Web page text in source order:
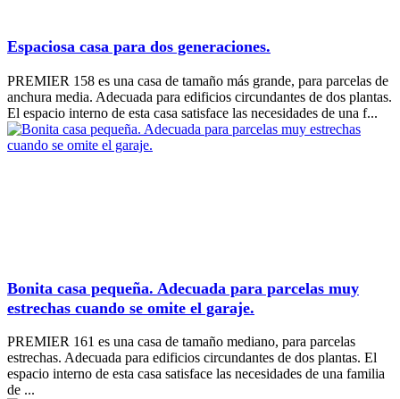
Espaciosa casa para dos generaciones.
PREMIER 158 es una casa de tamaño más grande, para parcelas de
anchura media. Adecuada para edificios circundantes de dos plantas.
El espacio interno de esta casa satisface las necesidades de una f...
Bonita casa pequeña. Adecuada para parcelas muy
estrechas cuando se omite el garaje.
PREMIER 161 es una casa de tamaño mediano, para parcelas
estrechas. Adecuada para edificios circundantes de dos plantas. El
espacio interno de esta casa satisface las necesidades de una familia
de ...